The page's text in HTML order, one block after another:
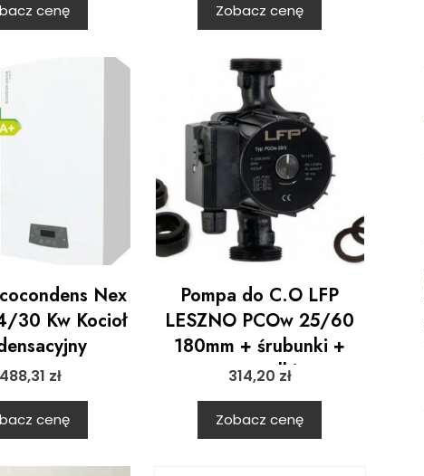
cenę Zobacz cenę
Nex
30 Kw Kocioł
zł
cenę
Pompa do C.O LFP
LESZNO PCOw 25/60
180mm + śrubunki +
uszczelki
314,20 zł
Zobacz cenę